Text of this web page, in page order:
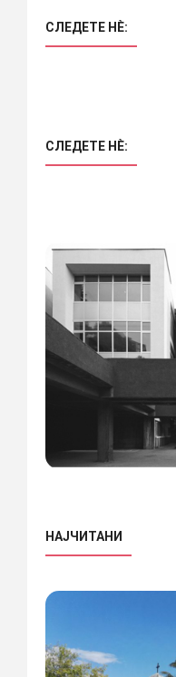
СЛЕДЕТЕ НÈ:
СЛЕДЕТЕ НÈ:
НАЈЧИТАНИ